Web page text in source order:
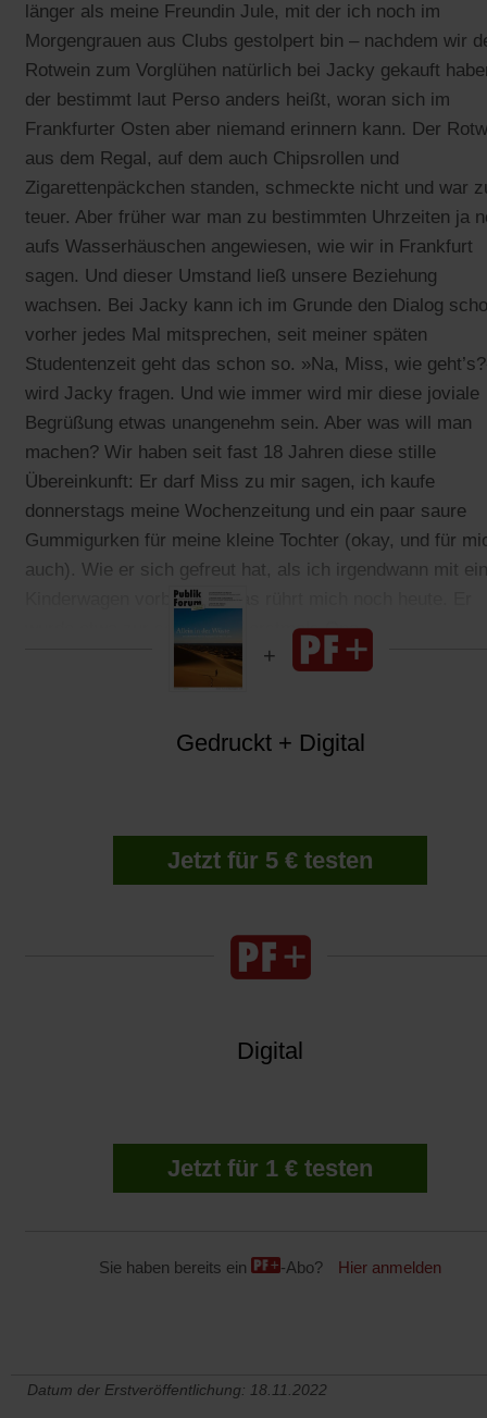
länger als meine Freundin Jule, mit der ich noch im
Morgengrauen aus Clubs gestolpert bin – nachdem wir
Rotwein zum Vorglühen natürlich bei Jacky gekauft
der bestimmt laut Perso anders heißt, woran sich im
Frankfurter Osten aber niemand erinnern kann. Der
aus dem Regal, auf dem auch Chipsrollen und
Zigarettenpäckchen standen, schmeckte nicht und war
teuer. Aber früher war man zu bestimmten Uhrzeiten ja
aufs Wasserhäuschen angewiesen, wie wir in Frankfurt
sagen. Und dieser Umstand ließ unsere Beziehung
wachsen. Bei Jacky kann ich im Grunde den Dialog
vorher jedes Mal mitsprechen, seit meiner späten
Studentenzeit geht das schon so. »Na, Miss, wie
wird Jacky fragen. Und wie immer wird mir diese joviale
Begrüßung etwas unangenehm sein. Aber was will man
machen? Wir haben seit fast 18 Jahren diese stille
Übereinkunft: Er darf Miss zu mir sagen, ich kaufe
donnerstags meine Wochenzeitung und ein paar saure
Gummigurken für meine kleine Tochter (okay, und für
auch). Wie er sich gefreut hat, als ich irgendwann mit
Kinderwagen vorbeikam, das rührt mich noch heute. Er
wurde etwa zur selben Zeit erstmals Opa.
Gedruckt + Digital
Jetzt für 5 € testen
Digital
Jetzt für 1 € testen
Sie haben bereits ein -Abo? Hier anmelden
Datum der Erstveröffentlichung: 18.11.2022